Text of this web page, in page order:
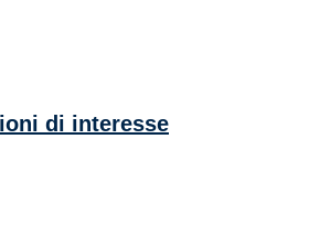
di interesse